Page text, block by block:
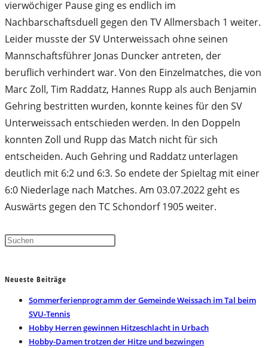
vierwöchiger Pause ging es endlich im
Nachbarschaftsduell gegen den TV Allmersbach 1 weiter.
Leider musste der SV Unterweissach ohne seinen
Mannschaftsführer Jonas Duncker antreten, der
beruflich verhindert war. Von den Einzelmatches, die von
Marc Zoll, Tim Raddatz, Hannes Rupp als auch Benjamin
Gehring bestritten wurden, konnte keines für den SV
Unterweissach entschieden werden. In den Doppeln
konnten Zoll und Rupp das Match nicht für sich
entscheiden. Auch Gehring und Raddatz unterlagen
deutlich mit 6:2 und 6:3. So endete der Spieltag mit einer
6:0 Niederlage nach Matches. Am 03.07.2022 geht es
Auswärts gegen den TC Schondorf 1905 weiter.
Neueste Beiträge
Sommerferienprogramm der Gemeinde Weissach im Tal beim
SVU-Tennis
Hobby Herren gewinnen Hitzeschlacht in Urbach
Hobby-Damen trotzen der Hitze und bezwingen